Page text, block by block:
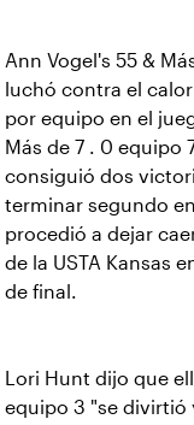
Ann Vogel's 55 &
luchó contra el
por equipo en el
Más de 7 . 0 equipo
consiguió dos
terminar segundo
procedió a dejar
de la USTA Kansas
de final.
Lori Hunt dijo que
equipo 3 "se divirtió